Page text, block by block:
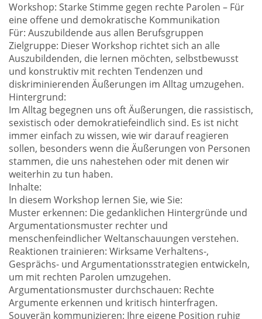
Workshop: Starke Stimme gegen rechte Parolen – Für
eine offene und demokratische Kommunikation
Für: Auszubildende aus allen Berufsgruppen
Zielgruppe: Dieser Workshop richtet sich an alle
Auszubildenden, die lernen möchten, selbstbewusst
und konstruktiv mit rechten Tendenzen und
diskriminierenden Äußerungen im Alltag umzugehen.
Hintergrund:
Im Alltag begegnen uns oft Äußerungen, die rassistisch,
sexistisch oder demokratiefeindlich sind. Es ist nicht
immer einfach zu wissen, wie wir darauf reagieren
sollen, besonders wenn die Äußerungen von Personen
stammen, die uns nahestehen oder mit denen wir
weiterhin zu tun haben.
Inhalte:
In diesem Workshop lernen Sie, wie Sie:
Muster erkennen: Die gedanklichen Hintergründe und
Argumentationsmuster rechter und
menschenfeindlicher Weltanschauungen verstehen.
Reaktionen trainieren: Wirksame Verhaltens-,
Gesprächs- und Argumentationsstrategien entwickeln,
um mit rechten Parolen umzugehen.
Argumentationsmuster durchschauen: Rechte
Argumente erkennen und kritisch hinterfragen.
Souverän kommunizieren: Ihre eigene Position ruhig